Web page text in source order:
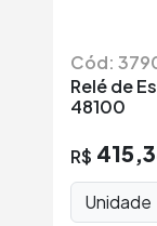
Cód:
Relé de
48100
R$
Unidade